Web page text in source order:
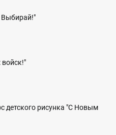
Выбирай!"
детского рисунка "С Новым